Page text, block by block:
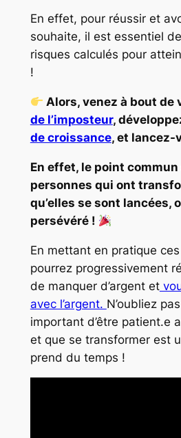
En effet, pour réussir et
souhaite, il est essentiel
risques calculés pour
!
Alors, venez à bout de
de l’imposteur,
de croissance, et lancez-
En effet, le point
personnes qui ont
qu’elles se sont lancées,
persévéré !
En mettant en pratique
pourrez progressivement
de manquer d’argent et
avec l’argent. N’oubliez
important d’être patient.e
et que se transformer est
prend du temps !